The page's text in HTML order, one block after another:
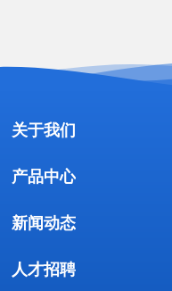
关于我们
产品中心
新闻动态
人才招聘